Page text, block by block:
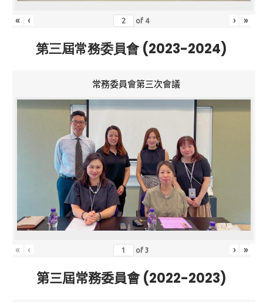
« ‹ of 4 › »
第三屆常務委員會 (2023-2024)
常務委員會第三次會議
« ‹ of3 › »
第三屆常務委員會 (2022-2023)